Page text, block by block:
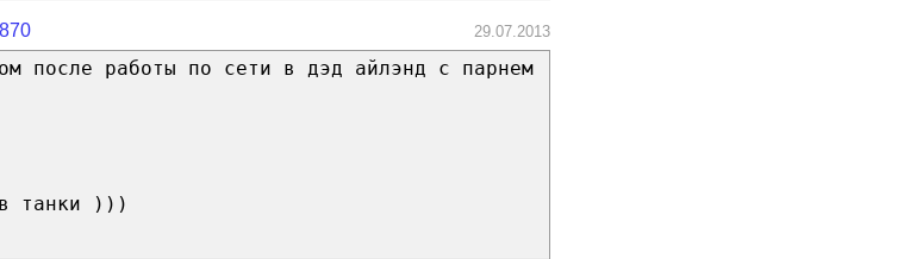
29.07.2013
после работы по сети в дэд айлэнд с парнем
танки )))